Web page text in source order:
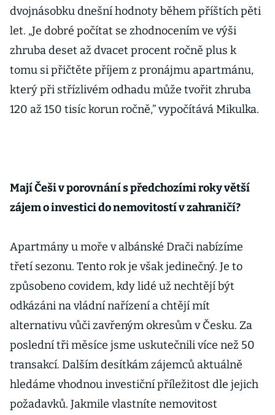
dvojnásobku dnešní hodnoty během příštích pěti
let. „Je dobré počítat se zhodnocením ve výši
zhruba deset až dvacet procent ročně plus k
tomu si přičtěte příjem z pronájmu apartmánu,
který při střízlivém odhadu může tvořit zhruba
120 až 150 tisíc korun ročně,” vypočítává Mikulka.
Mají Češi v porovnání s předchozími roky větší
zájem o investici do nemovitostí v zahraničí?
Apartmány u moře v albánské Drači nabízíme
třetí sezonu. Tento rok je však jedinečný. Je to
způsobeno covidem, kdy lidé už nechtějí být
odkázáni na vládní nařízení a chtějí mít
alternativu vůči zavřeným okresům v Česku. Za
poslední tři měsíce jsme uskutečnili více než 50
transakcí. Dalším desítkám zájemců aktuálně
hledáme vhodnou investiční příležitost dle jejich
požadavků. Jakmile vlastníte nemovitost